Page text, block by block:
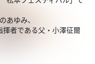
あゆみ、
揮者である父・小澤征爾